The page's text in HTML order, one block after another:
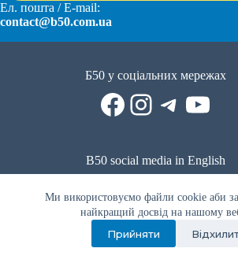
Ми використовуємо файли cookie аби
найкращий досвід на нашому
Прийняти
Ел. пошта / E-mail:
contact@b50.com.ua
Б50 у соціальних мережах
Facebook
Instagram
B50 social media in English
Reddit
Facebook
Політика приватності|Публічна оферта|Умови
Privacy Policy|Public offer Terms of use